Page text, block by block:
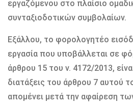
εργαζόμενου στο πλαίσιο
συνταξιοδοτικών συμβολαίων.
Εξάλλου, το φορολογητέο
εργασία που υποβάλλεται σε
άρθρου 15 του ν. 4172/2013,
διατάξεις του άρθρου 7 αυτού
απομένει μετά την αφαίρεση